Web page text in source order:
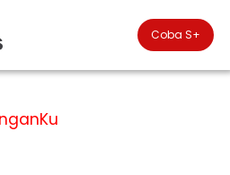
Coba S+